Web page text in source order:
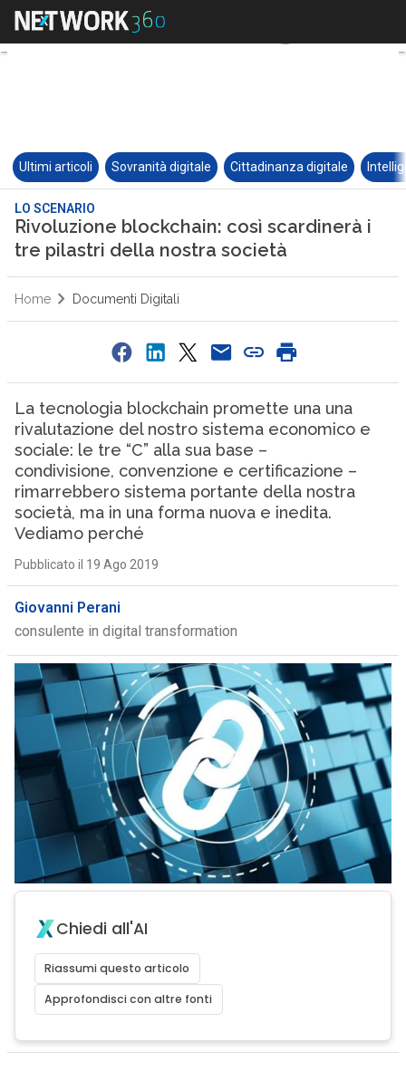
Ultimi articoli Sovranità digitale Cittadinanza digitale
LO SCENARIO
Rivoluzione blockchain: così scardinerà i
tre pilastri della nostra società
Home Documenti Digitali
La tecnologia blockchain promette una una
rivalutazione del nostro sistema economico e
sociale: le tre “C” alla sua base –
condivisione, convenzione e certificazione –
rimarrebbero sistema portante della nostra
società, ma in una forma nuova e inedita.
Vediamo perché
Pubblicato il 19 Ago 2019
Giovanni Perani
consulente in digital transformation
Chiedi all'AI
Riassumi questo articolo
Approfondisci con altre fonti